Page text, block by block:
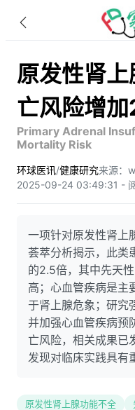
原发性肾
亡风险增
Primary Adrenal
Mortality Risk
环球医讯/健康研究来源：
2025-09-24 03:49:31 -
一项针对原发性肾上
荟萃分析揭示，此类
的2.5倍，其中先天
高；心血管疾病是主
于肾上腺危象；研究
并加强心血管疾病预
亡风险，相关成果已
发现对临床实践具有
原发性肾上腺功能不全